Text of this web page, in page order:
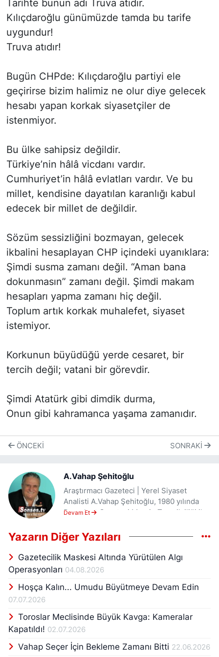
Tarihte bunun adı Truva atıdır.
Kılıçdaroğlu günümüzde tamda bu tarife
uygundur!
Truva atıdır!
Bugün CHPde: Kılıçdaroğlu partiyi ele
geçirirse bizim halimiz ne olur diye gelecek
hesabı yapan korkak siyasetçiler de
istenmiyor.
Bu ülke sahipsiz değildir.
Türkiye’nin hâlâ vicdanı vardır.
Cumhuriyet’in hâlâ evlatları vardır. Ve bu
millet, kendisine dayatılan karanlığı kabul
edecek bir millet de değildir.
Sözüm sessizliğini bozmayan, gelecek
ikbalini hesaplayan CHP içindeki uyanıklara:
Şimdi susma zamanı değil. “Aman bana
dokunmasın” zamanı değil. Şimdi makam
hesapları yapma zamanı hiç değil.
Toplum artık korkak muhalefet, siyaset
istemiyor.
Korkunun büyüdüğü yerde cesaret, bir
tercih değil; vatani bir görevdir.
Şimdi Atatürk gibi dimdik durma,
Onun gibi kahramanca yaşama zamanıdır.
ÖNCEKI SONRAKI
A.Vahap Şehitoğlu
Araştırmacı Gazeteci | Yerel Siyaset
Analisti A.Vahap Şehitoğlu, 1980 yılında
Demokrat Gazetesi Mersin Temsilciliği ile
sürdüren, Mersin’in yerel hafızasını tutan
araştırmacı gazetecilerden biridir. Meslek
hayatının ilk yıllarında kamuoyunda büyük
yankı uyandıran Ali Uygur dosyasını ortaya
kaybedilen Ali Uygur’un işkence sonucu
Mersin’deki güçlü örneklerinden birine
imza atmıştır. Bu çalışma, Şehitoğlu’nun
mesleki çizgisinin temelini oluşturan
“gerçeğin izini sürme” anlayışının
Devam Et
Yazarın Diğer Yazıları
Gazetecilik Maskesi Altında Yürütülen Algı
Operasyonları 04.08.2026
Hoşça Kalın... Umudu Büyütmeye Devam Edin
07.07.2026
Toroslar Meclisinde Büyük Kavga: Kameralar
Kapatıldı! 02.07.2026
Vahap Seçer İçin Bekleme Zamanı Bitti 22.06.2026